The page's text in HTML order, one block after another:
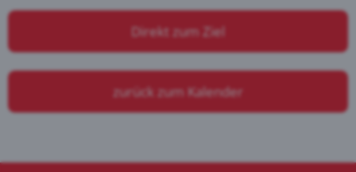
Direkt zum Ziel
zurück zum Kalender